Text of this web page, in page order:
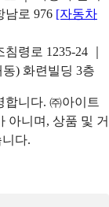
남로 976 [자동차
령로 1235-24 ｜
) 화련빌딩 3층
합니다. ㈜아이트
아니며, 상품 및 거
다.